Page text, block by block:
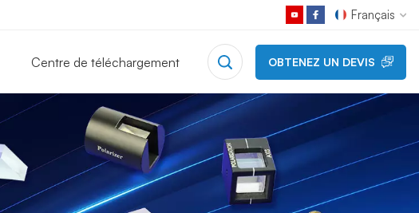
Français
Français
Русский
Centre de téléchargement OBTENEZ UN DEVIS